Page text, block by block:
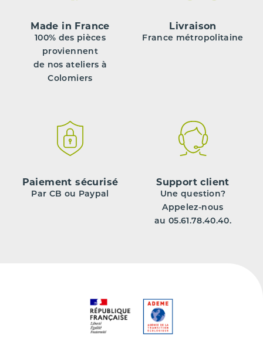
Made in France
100% des pièces
proviennent
de nos ateliers à
Colomiers
Livraison
France métropolitaine
Paiement sécurisé
Par CB ou Paypal
Support client
Une question?
Appelez-nous
au 05.61.78.40.40.